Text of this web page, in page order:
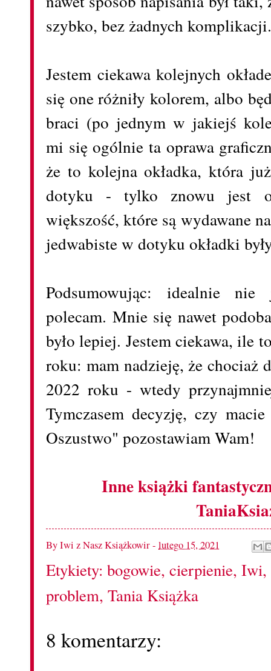
szybko, bez żadnych komplikacji.
Jestem ciekawa kolejnych
się one różniły kolorem, albo
braci (po jednym w jakiejś
mi się ogólnie ta oprawa
że to kolejna okładka, która
dotyku - tylko znowu jest
większość, które są wydawane
jedwabiste w dotyku okładki
Podsumowując: idealnie
polecam. Mnie się nawet
było lepiej. Jestem ciekawa, ile
roku: mam nadzieję, że chociaż
2022 roku - wtedy
Tymczasem decyzję, czy
Oszustwo" pozostawiam Wam!
Inne książki
ByIwi z Nasz Książkowir- lutego 15, 2021
Etykiety: bogowie, cierpienie, Iwi,
problem, Tania Książka
8 komentarzy: